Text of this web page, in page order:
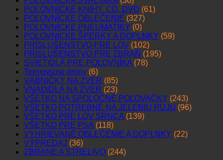
POĽOVNÍCKE KNIHY, CD, DVD (61)
POĽOVNÍCKE OBLEČENIE (327)
POĽOVNÍCKE PNEUMATIKY (0)
POĽOVNÍCKE ŠPERKY A DOPLNKY (59)
PRÍSLUŠENSTVO PRE LOV (102)
PRÍSLUŠENSTVO PRE ZBRAŇ (195)
SVIETIDLÁ PRE POĽOVNÍKA (78)
Termovízne drony (6)
VÁBNIČKY NA ZVER (85)
VNADIDLÁ NA ZVER (23)
VŠETKO NA SPOLOČNÉ POĽOVAČKY (243)
VŠETKO POTREBNÉ NA JELENIU RUJU (96)
VŠETKO PRE LOV SRNCA (139)
VŠETKO PRE PSA (118)
VYHRIEVANÉ OBLEČENIE A DOPLNKY (22)
VÝPREDAJ (36)
ZBRANE A STRELIVO (244)